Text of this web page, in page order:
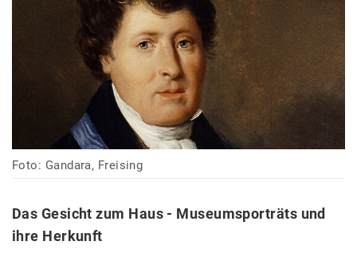
Foto: Gandara, Freising
Das Gesicht zum Haus - Museumsporträts und
ihre Herkunft